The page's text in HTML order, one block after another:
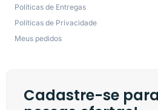
Políticas de Entregas
Políticas de Privacidade
Meus pedidos
Cadastre-se